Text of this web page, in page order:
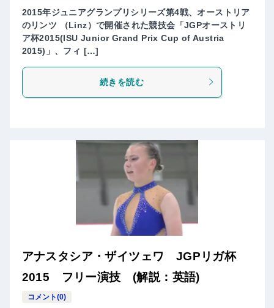
2015年ジュニアグランプリシリーズ第4戦、オーストリア
のリンツ （Linz）で開催された競技会「JGPオーストリ
ア杯2015(ISU Junior Grand Prix Cup of Austria
2015)」、フィ […]
続きを読む
アナスタシア・ザイツェワ JGPリガ杯
2015 フリー演技 (解説：英語)
コメント(0)